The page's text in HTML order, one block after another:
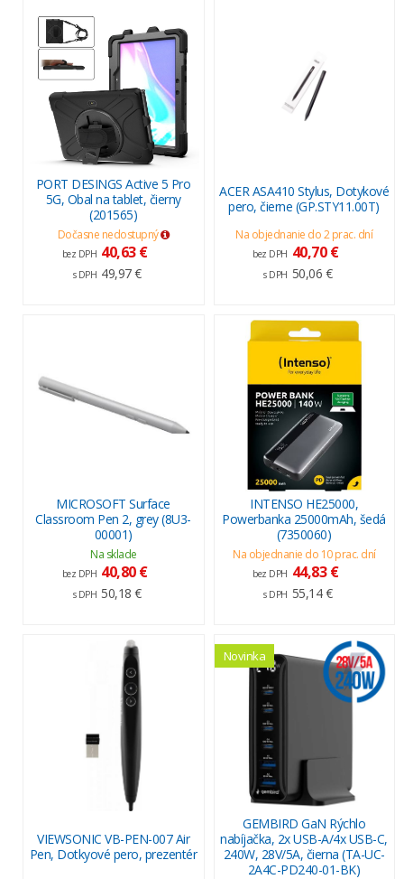
PORT DESINGS Active 5 Pro
5G, Obal na tablet, čierny
(201565)
Dočasne nedostupný
bez DPH 40,63 €
s DPH 49,97 €
ACER ASA410 Stylus, Dotykové
pero, čierne (GP.STY11.00T)
Na objednanie do 2 prac. dní
bez DPH 40,70 €
s DPH 50,06 €
MICROSOFT Surface
Classroom Pen 2, grey (8U3-
00001)
Na sklade
bez DPH 40,80 €
s DPH 50,18 €
INTENSO HE25000,
Powerbanka 25000mAh, šedá
(7350060)
Na objednanie do 10 prac. dní
bez DPH 44,83 €
s DPH 55,14 €
VIEWSONIC VB-PEN-007 Air
Pen, Dotkyové pero, prezentér
Novinka
GEMBIRD GaN Rýchlo
nabíjačka, 2x USB-A/4x USB-C,
240W, 28V/5A, čierna (TA-UC-
2A4C-PD240-01-BK)